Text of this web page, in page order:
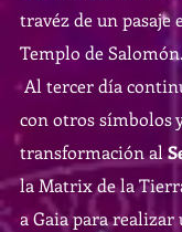
travéz de un pasaje
Templo de
Al tercer día continuó la activación
con otros símbolos
transformación al
la Matrix de la
a Gaia para